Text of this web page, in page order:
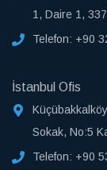
1, Daire 1,
Telefon: +90
İstanbul Ofis
Sokak, No:5
Telefon: +90